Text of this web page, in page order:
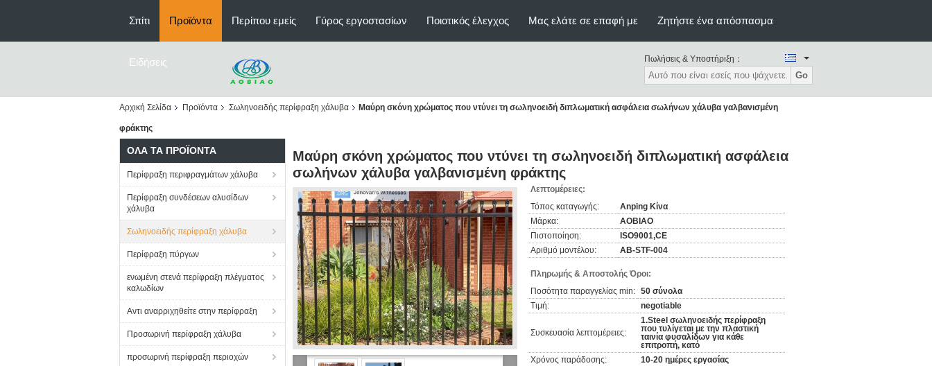
Σπίτι Προϊόντα Περίπου εμείς Γύρος εργοστασίων Ποιοτικός έλεγχος Μας ελάτε σε επαφή με Ζητήστε ένα απόσπασμα
Ειδήσεις Πωλήσεις & Υποστήριξη：
Go
Αρχική Σελίδα Προϊόντα Σωληνοειδής περίφραξη χάλυβα Μαύρη σκόνη χρώματος που ντύνει τη σωληνοειδή διπλωματική ασφάλεια σωλήνων χάλυβα γαλβανισμένη
φράκτης
ΌΛΑ ΤΑ ΠΡΟΪΌΝΤΑ
Περίφραξη περιφραγμάτων χάλυβα
Περίφραξη συνδέσεων αλυσίδων
χάλυβα
Σωληνοειδής περίφραξη χάλυβα
Περίφραξη πύργων
ενωμένη στενά περίφραξη πλέγματος
καλωδίων
Αντι αναρριχηθείτε στην περίφραξη
Προσωρινή περίφραξη χάλυβα
προσωρινή περίφραξη περιοχών
Μαύρη σκόνη χρώματος που ντύνει τη σωληνοειδή διπλωματική ασφάλεια
σωλήνων χάλυβα γαλβανισμένη φράκτης
Λεπτομέρειες:
Τόπος καταγωγής:
Anping Κίνα
Μάρκα:
AOBIAO
Πιστοποίηση:
ISO9001,CE
Αριθμό μοντέλου:
AB-STF-004
Πληρωμής & Αποστολής Όροι:
Ποσότητα παραγγελίας min: 50 σύνολα
Τιμή:
negotiable
Συσκευασία λεπτομέρειες:
1.Steel σωληνοειδής περίφραξη
που τυλίγεται με την πλαστική
ταινία φυσαλίδων για κάθε
επιτροπή, κατό
Χρόνος παράδοσης:
10-20 ημέρες εργασίας